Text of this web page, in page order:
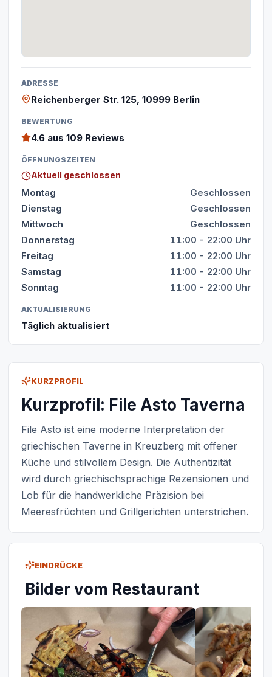
KURZPROFIL
Kurzprofil: File Asto Taverna
File Asto ist eine moderne Interpretation der
griechischen Taverne in Kreuzberg mit offener
Küche und stilvollem Design. Die Authentizität
wird durch griechischsprachige Rezensionen und
Lob für die handwerkliche Präzision bei
Meeresfrüchten und Grillgerichten unterstrichen.
EINDRÜCKE
Bilder vom Restaurant
ADRESSE
Reichenberger Str. 125, 10999 Berlin
BEWERTUNG
4.6 aus 109 Reviews
ÖFFNUNGSZEITEN
Aktuell geschlossen
Montag
Geschlossen
Dienstag
Geschlossen
Mittwoch
Geschlossen
Donnerstag
11:00 - 22:00 Uhr
Freitag
11:00 - 22:00 Uhr
Samstag
11:00 - 22:00 Uhr
Sonntag
11:00 - 22:00 Uhr
AKTUALISIERUNG
Täglich aktualisiert